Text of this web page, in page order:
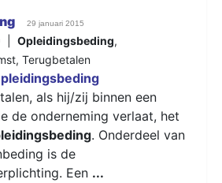
29 januari 2015
| Opleidingsbeding,
, Terugbetalen
als hij/zij binnen een
de onderneming verlaat, het
. Onderdeel van
is de
Een ...